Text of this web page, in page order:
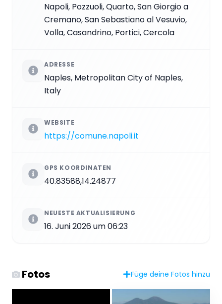
Napoli, Pozzuoli, Quarto, San Giorgio a
Cremano, San Sebastiano al Vesuvio,
Volla, Casandrino, Portici, Cercola
ADRESSE
Naples, Metropolitan City of Naples,
Italy
WEBSITE
https://comune.napoli.it
GPS KOORDINATEN
40.83588,14.24877
NEUESTE AKTUALISIERUNG
16. Juni 2026 um 06:23
Fotos Füge deine Fotos hinzu